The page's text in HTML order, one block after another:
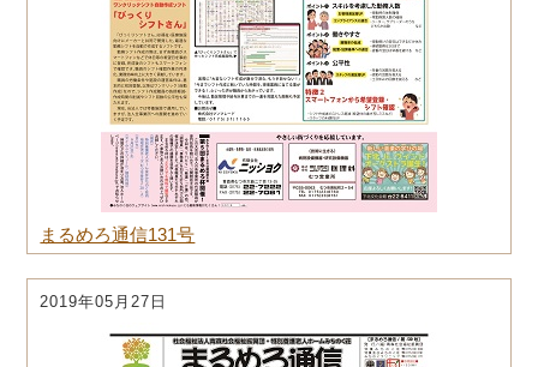
まるめろ通信131号
2019年05月27日